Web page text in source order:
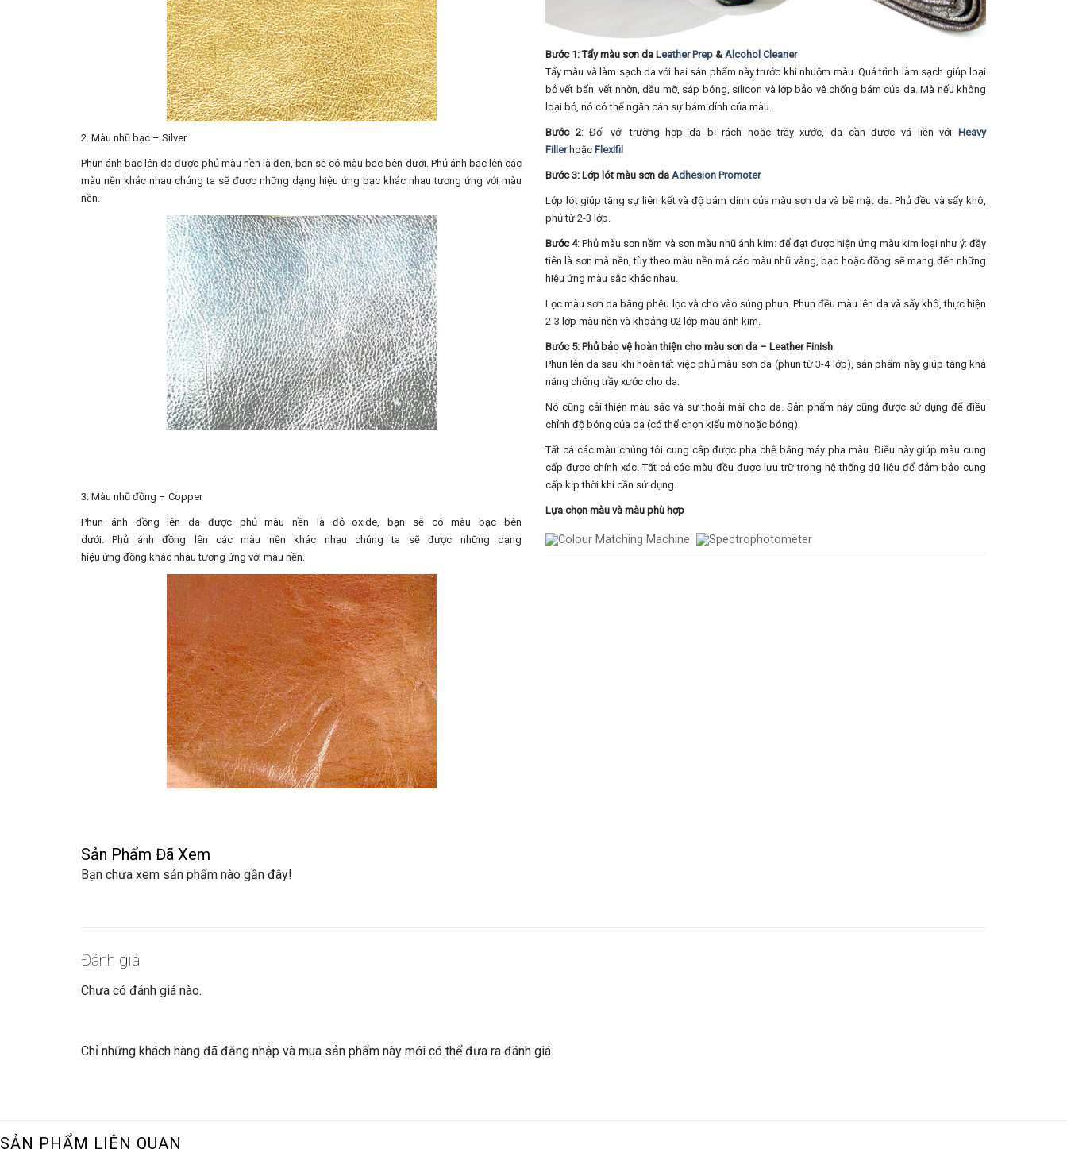
2. Màu nhũ bạc – Silver
Phun ánh bạc lên da được phủ màu nền là đen, bạn sẽ có màu bạc bên dưới. Phủ ánh bạc lên các
màu nền khác nhau chúng ta sẽ được những dạng hiệu ứng bạc khác nhau tương ứng với màu
nền.
3. Màu nhũ đồng – Copper
Phun ánh đồng lên da được phủ màu nền là đỏ oxide, bạn sẽ có màu bạc bên
dưới. Phủ ánh đồng lên các màu nền khác nhau chúng ta sẽ được những dạng
hiệu ứng đồng khác nhau tương ứng với màu nền.
Bước 1: Tẩy màu sơn da Leather Prep & Alcohol Cleaner
Tẩy màu và làm sạch da với hai sản phẩm này trước khi nhuộm màu. Quá trình làm sạch giúp loại
bỏ vết bẩn, vết nhờn, dầu mỡ, sáp bóng, silicon và lớp bảo vệ chống bám của da. Mà nếu không
loại bỏ, nó có thể ngăn cản sự bám dính của màu.
Bước 2: Đối với trường hợp da bị rách hoặc trầy xước, da cần được vá liền với Heavy
Filler hoặc Flexifil
Bước 3: Lớp lót màu sơn da Adhesion Promoter
Lớp lót giúp tăng sự liên kết và độ bám dính của màu sơn da và bề mặt da. Phủ đều và sấy khô,
phủ từ 2-3 lớp.
Bước 4: Phủ màu sơn nềm và sơn màu nhũ ánh kim: để đạt được hiện ứng màu kim loại như ý: đầy
tiên là sơn mà nền, tùy theo màu nền mà các màu nhũ vàng, bạc hoặc đồng sẽ mang đến những
hiệu ứng màu sắc khác nhau.
Lọc màu sơn da bằng phễu lọc và cho vào súng phun. Phun đều màu lên da và sấy khô, thực hiện
2-3 lớp màu nền và khoảng 02 lớp màu ánh kim.
Bước 5: Phủ bảo vệ hoàn thiện cho màu sơn da – Leather Finish
Phun lên da sau khi hoàn tất việc phủ màu sơn da (phun từ 3-4 lớp), sản phẩm này giúp tăng khả
năng chống trầy xước cho da.
Nó cũng cải thiện màu sắc và sự thoải mái cho da. Sản phẩm này cũng được sử dụng để điều
chỉnh độ bóng của da (có thể chọn kiểu mờ hoặc bóng).
Tất cả các màu chúng tôi cung cấp được pha chế bằng máy pha màu. Điều này giúp màu cung
cấp được chính xác. Tất cả các màu đều được lưu trữ trong hệ thống dữ liệu để đảm bảo cung
cấp kịp thời khi cần sử dụng.
Lựa chọn màu và màu phù hợp
Sản Phẩm Đã Xem
Bạn chưa xem sản phẩm nào gần đây!
Đánh giá
Chưa có đánh giá nào.
Chỉ những khách hàng đã đăng nhập và mua sản phẩm này mới có thể đưa ra đánh giá.
SẢN PHẨM LIÊN QUAN